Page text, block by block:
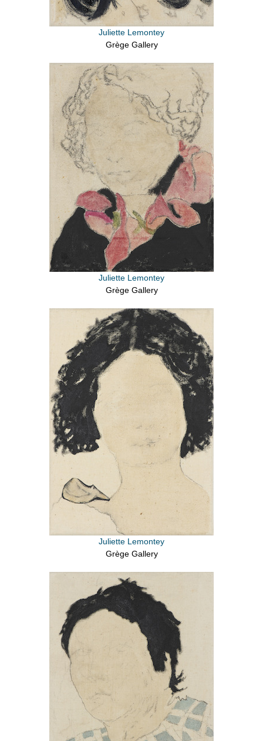
Juliette Lemontey
Grège Gallery
Juliette Lemontey
Grège Gallery
Juliette Lemontey
Grège Gallery